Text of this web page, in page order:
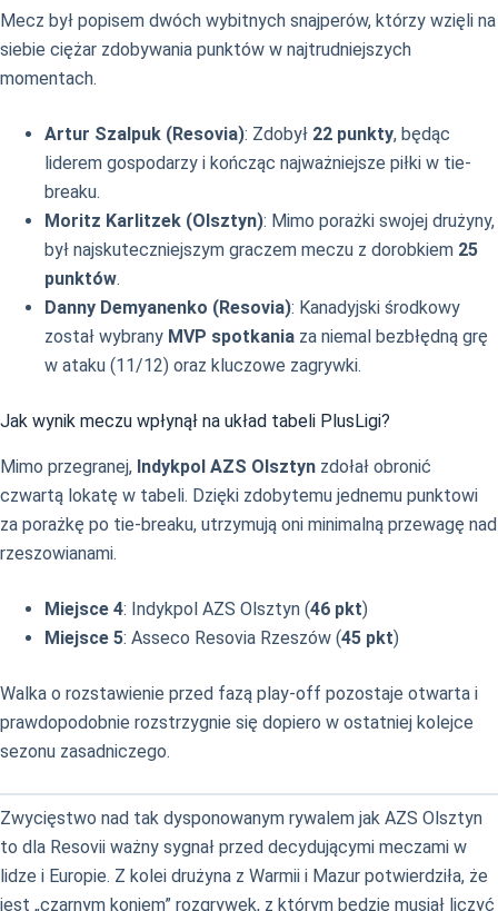
Mecz był popisem dwóch wybitnych snajperów, którzy wzięli na
siebie ciężar zdobywania punktów w najtrudniejszych
momentach.
Artur Szalpuk (Resovia): Zdobył 22 punkty, będąc
liderem gospodarzy i kończąc najważniejsze piłki w tie-
breaku.
Moritz Karlitzek (Olsztyn): Mimo porażki swojej drużyny,
był najskuteczniejszym graczem meczu z dorobkiem 25
punktów.
Danny Demyanenko (Resovia): Kanadyjski środkowy
został wybrany MVP spotkania za niemal bezbłędną grę
w ataku (11/12) oraz kluczowe zagrywki.
Jak wynik meczu wpłynął na układ tabeli PlusLigi?
Mimo przegranej, Indykpol AZS Olsztyn zdołał obronić
czwartą lokatę w tabeli. Dzięki zdobytemu jednemu punktowi
za porażkę po tie-breaku, utrzymują oni minimalną przewagę nad
rzeszowianami.
Miejsce 4: Indykpol AZS Olsztyn (46 pkt)
Miejsce 5: Asseco Resovia Rzeszów (45 pkt)
Walka o rozstawienie przed fazą play-off pozostaje otwarta i
prawdopodobnie rozstrzygnie się dopiero w ostatniej kolejce
sezonu zasadniczego.
Zwycięstwo nad tak dysponowanym rywalem jak AZS Olsztyn
to dla Resovii ważny sygnał przed decydującymi meczami w
lidze i Europie. Z kolei drużyna z Warmii i Mazur potwierdziła, że
jest „czarnym koniem” rozgrywek, z którym będzie musiał liczyć